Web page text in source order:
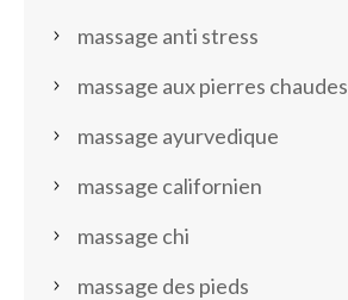
massage anti stress
massage aux pierres chaudes
massage ayurvedique
massage californien
massage chi
massage des pieds